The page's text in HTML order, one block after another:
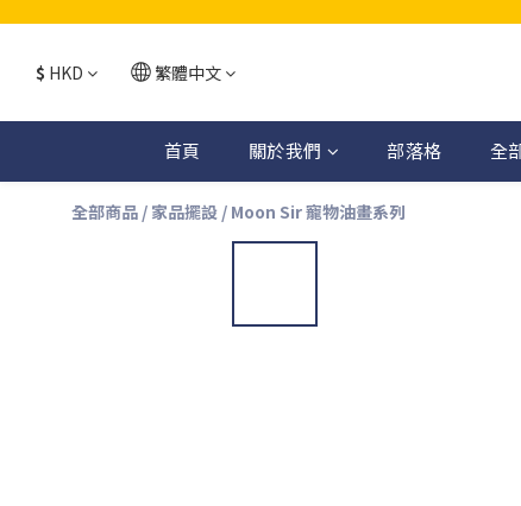
$ HKD 繁體中文
首頁 關於我們 部落格 全
全部商品 / 家品擺設 / Moon Sir 寵物油畫系列